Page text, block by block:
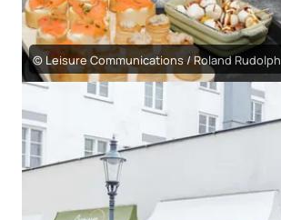
© Leisure Communications / Roland Rudolph